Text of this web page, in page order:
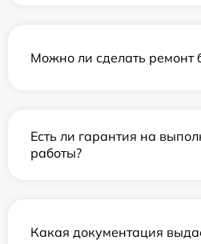
Можно ли сделать ремонт
Есть ли гарантия на
работы?
Какая документация